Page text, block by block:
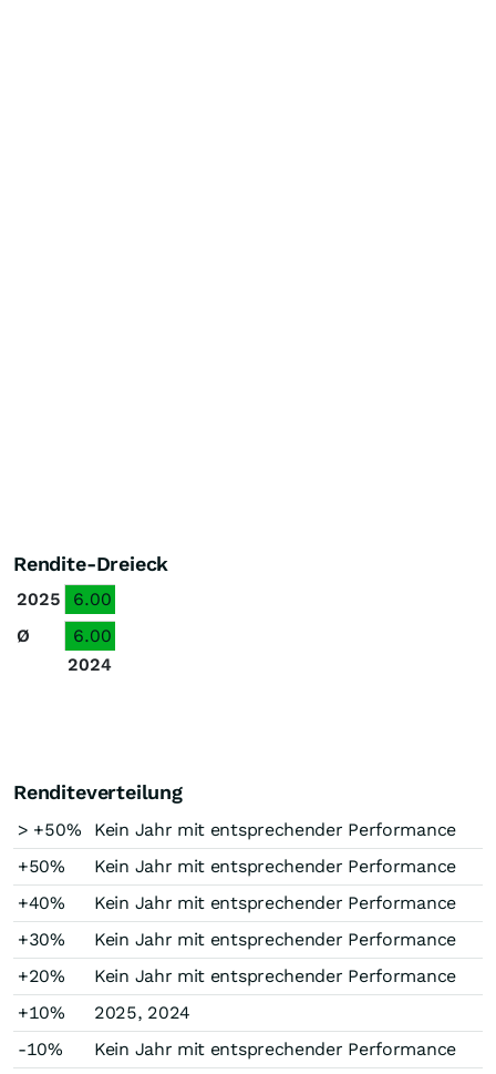
Rendite-Dreieck
2025
6.00
Ø
6.00
2024
Renditeverteilung
> +50%
Kein Jahr mit entsprechender Performance
+50%
Kein Jahr mit entsprechender Performance
+40%
Kein Jahr mit entsprechender Performance
+30%
Kein Jahr mit entsprechender Performance
+20%
Kein Jahr mit entsprechender Performance
+10%
2025, 2024
-10%
Kein Jahr mit entsprechender Performance